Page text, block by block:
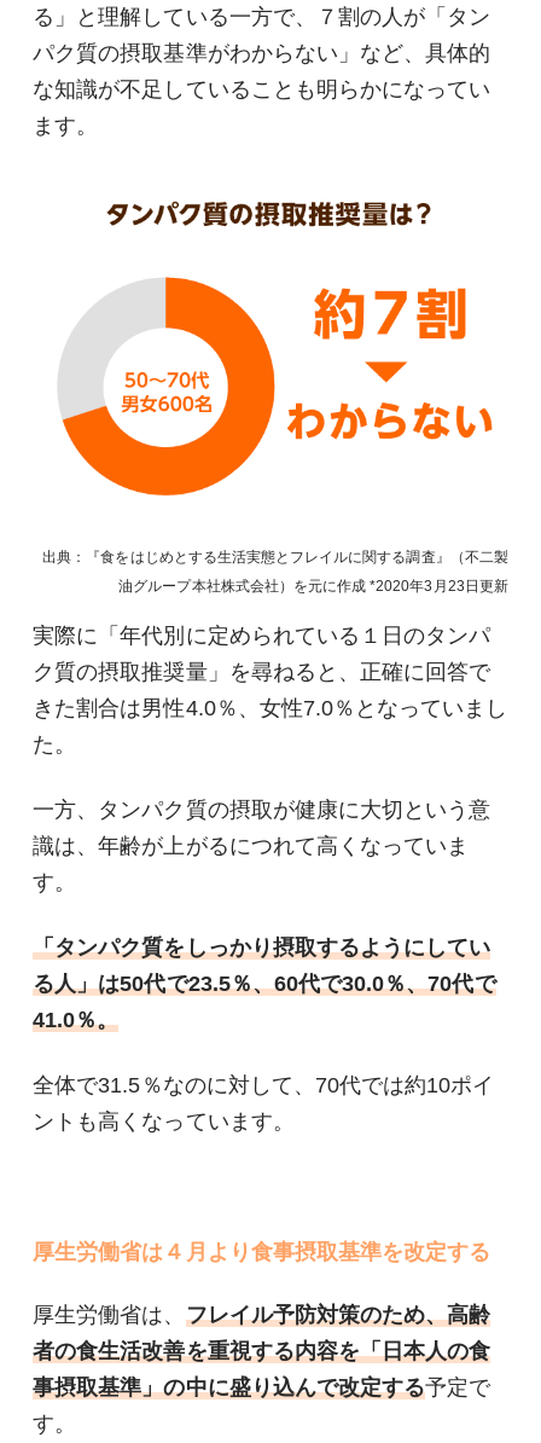
る」と理解している一方で、７割の人が「タン
パク質の摂取基準がわからない」など、具体的
な知識が不足していることも明らかになってい
ます。
出典：『食をはじめとする生活実態とフレイルに関する調査』（不二製
油グループ本社株式会社）を元に作成 2020年3月23日更新
実際に「年代別に定められている１日のタンパ
ク質の摂取推奨量」を尋ねると、正確に回答で
きた割合は男性4.0％、女性7.0％となっていまし
た。
一方、タンパク質の摂取が健康に大切という意
識は、年齢が上がるにつれて高くなっていま
す。
「タンパク質をしっかり摂取するようにしてい
る人」は50代で23.5％、60代で30.0％、70代で
41.0％。
全体で31.5％なのに対して、70代では約10ポイ
ントも高くなっています。
厚生労働省は４月より食事摂取基準を改定する
厚生労働省は、 フレイル予防対策のため、高齢
者の食生活改善を重視する内容を「日本人の食
事摂取基準」の中に盛り込んで改定する予定で
す。